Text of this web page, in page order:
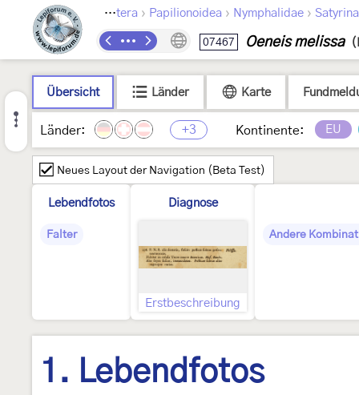
Lepidoptera › Papilionoidea › Nymphalidae ›
07467 Oeneis melissa
Übersicht Länder Karte
Länder: +3 Kontinente: EU
Neues Layout der Navigation (Beta Test)
Lebendfotos
Falter
Diagnose
Erstbeschreibung
Andere
1. Lebendfotos